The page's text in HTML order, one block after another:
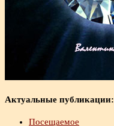
Актуальные публикации:
Посещаемое